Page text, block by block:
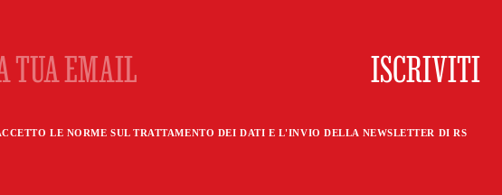
LE NORME SUL TRATTAMENTO DEI DATI E L'INVIO DELLA NEWSLETTER DI RS